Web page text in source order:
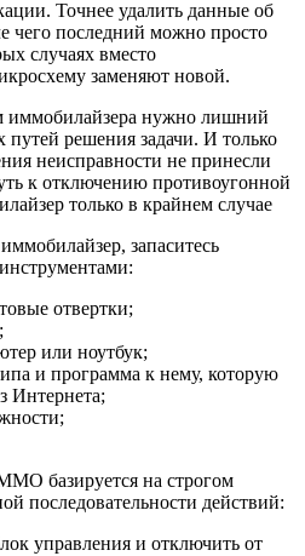
Точнее удалить данные об
чего последний можно просто
случаях вместо
заменяют новой.
иммобилайзера нужно лишний
путей решения задачи. И только
неисправности не принесли
к отключению противоугонной
только в крайнем случае
запаситесь
отвертки;
или ноутбук;
и программа к нему, которую
Интернета;
базируется на строгом
последовательности действий:
управления и отключить от